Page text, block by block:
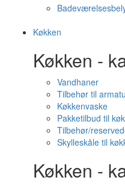
Køkken
Køkken -
Vandhaner
Tilbehør til
Køkkenvaske
Pakketilbud til
Tilbehør/
Skylleskåle til
Køkken -